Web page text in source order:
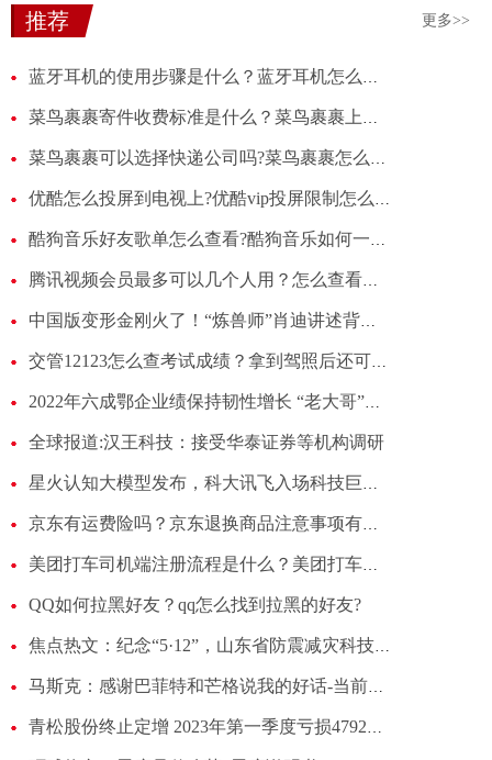
推荐 更多>>
蓝牙耳机的使用步骤是什么？蓝牙耳机怎么连接手机？
菜鸟裹裹寄件收费标准是什么？菜鸟裹裹上门取件怎么收费？
菜鸟裹裹可以选择快递公司吗?菜鸟裹裹怎么隐藏给别人买的快递?
优酷怎么投屏到电视上?优酷vip投屏限制怎么解决?
酷狗音乐好友歌单怎么查看?酷狗音乐如何一起和好友听歌?
腾讯视频会员最多可以几个人用？怎么查看腾讯会员账号有几个人用?
中国版变形金刚火了！“炼兽师”肖迪讲述背后故事
交管12123怎么查考试成绩？拿到驾照后还可以查到考试成绩吗？
2022年六成鄂企业绩保持韧性增长 “老大哥”稳中向好“新生代”势头强劲-全球头条
全球报道:汉王科技：接受华泰证券等机构调研
星火认知大模型发布，科大讯飞入场科技巨头AI大战？
京东有运费险吗？京东退换商品注意事项有哪些？
美团打车司机端注册流程是什么？美团打车需要什么条件可以加入？
QQ如何拉黑好友？qq怎么找到拉黑的好友?
焦点热文：纪念“5·12”，山东省防震减灾科技园举办开放日活动
马斯克：感谢巴菲特和芒格说我的好话-当前时讯
青松股份终止定增 2023年第一季度亏损4792万元